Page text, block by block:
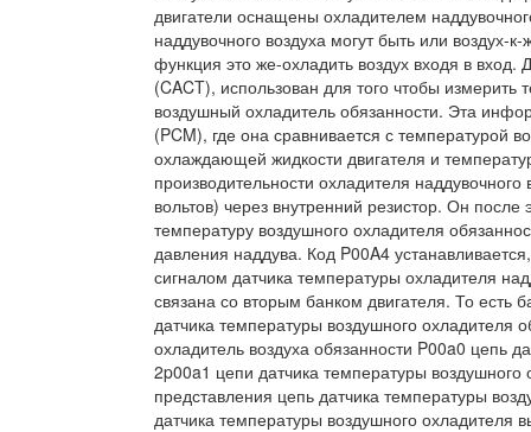
двигатели оснащены охладителем
наддувочного воздуха могут быть или
функция это же-охладить воздух входя в вход.
(CACT), использован для того чтобы
воздушный охладитель обязанности. Эта
(PCM), где она сравнивается с температурой
охлаждающей жидкости двигателя и
производительности охладителя
вольтов) через внутренний резистор. Он
температуру воздушного охладителя
давления наддува. Код P00A4
сигналом датчика температуры охладителя
связана со вторым банком двигателя. То есть
датчика температуры воздушного охладителя
охладитель воздуха обязанности P00a0 цепь
2p00a1 цепи датчика температуры
представления цепь датчика температуры
датчика температуры воздушного охладителя